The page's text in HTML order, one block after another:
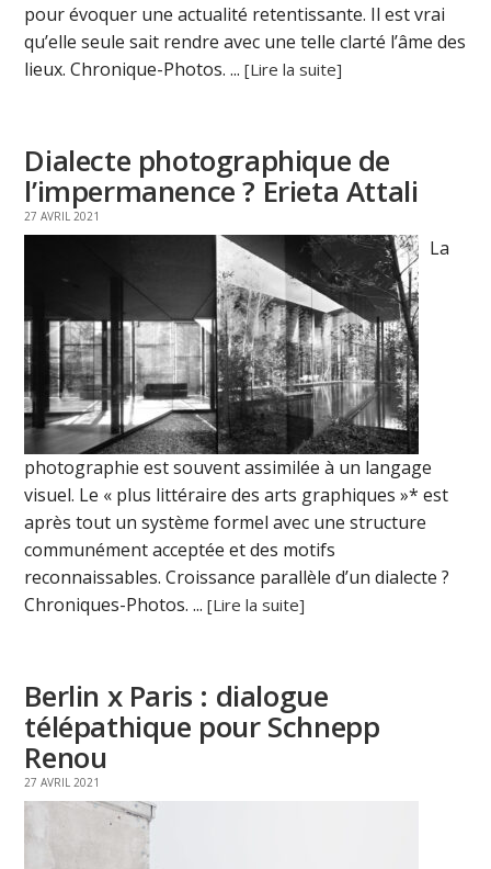
pour évoquer une actualité retentissante. Il est vrai
qu’elle seule sait rendre avec une telle clarté l’âme des
lieux. Chronique-Photos. ...[Lire la suite]
Dialecte photographique de
l’impermanence ? Erieta Attali
27 AVRIL 2021
La
photographie est souvent assimilée à un langage
visuel. Le « plus littéraire des arts graphiques »* est
après tout un système formel avec une structure
communément acceptée et des motifs
reconnaissables. Croissance parallèle d’un dialecte ?
Chroniques-Photos. ...[Lire la suite]
Berlin x Paris : dialogue
télépathique pour Schnepp
Renou
27 AVRIL 2021